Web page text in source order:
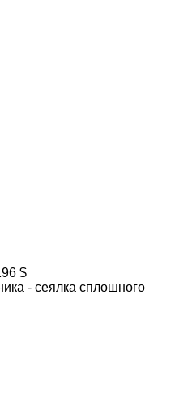
$
- сеялка сплошного